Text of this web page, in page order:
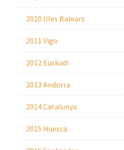
2010 Illes Balears
2011 Vigo
2012 Euskadi
2013 Andorra
2014 Catalunya
2015 Huesca